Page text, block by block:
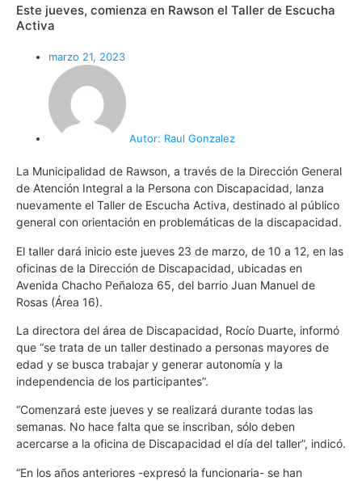
Este jueves, comienza en Rawson el Taller de Escucha
Activa
marzo 21, 2023
Autor: Raul Gonzalez
La Municipalidad de Rawson, a través de la Dirección General
de Atención Integral a la Persona con Discapacidad, lanza
nuevamente el Taller de Escucha Activa, destinado al público
general con orientación en problemáticas de la discapacidad.
El taller dará inicio este jueves 23 de marzo, de 10 a 12, en las
oficinas de la Dirección de Discapacidad, ubicadas en
Avenida Chacho Peñaloza 65, del barrio Juan Manuel de
Rosas (Área 16).
La directora del área de Discapacidad, Rocío Duarte, informó
que “se trata de un taller destinado a personas mayores de
edad y se busca trabajar y generar autonomía y la
independencia de los participantes”.
“Comenzará este jueves y se realizará durante todas las
semanas. No hace falta que se inscriban, sólo deben
acercarse a la oficina de Discapacidad el día del taller”, indicó.
“En los años anteriores -expresó la funcionaria- se han